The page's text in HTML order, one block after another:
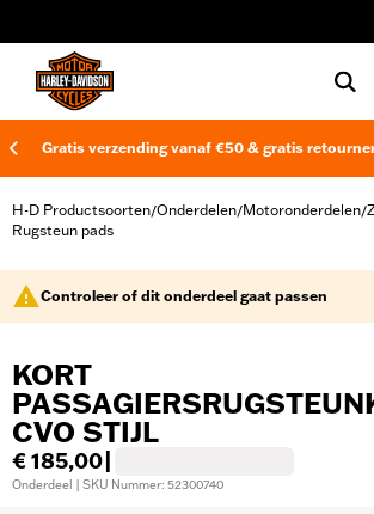
Gratis verzending vanaf €50 & gratis
H-D Productsoorten/Onderdelen/Motoronderdelen/
Rugsteun pads
Controleer of dit onderdeel gaat passen
KORT
CVO STIJL
€ 185,00
Onderdeel | SKU Nummer: 52300740